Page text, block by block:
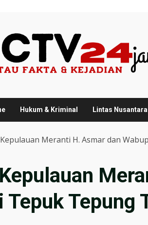
Hukum & Kriminal Lintas Nusantara
Meranti H. Asmar dan
Tepuk Tepung